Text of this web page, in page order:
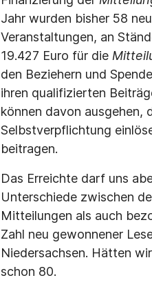
Jahr wurden bisher 58
Veranstaltungen, an
19.427 Euro für die
den Beziehern und
ihren qualifizierten
können davon ausgehen,
Selbstverpflichtung
beitragen.
Das Erreichte darf uns
Unterschiede zwischen
Mitteilungen als auch
Zahl neu gewonnener
Niedersachsen. Hätten
schon 80.